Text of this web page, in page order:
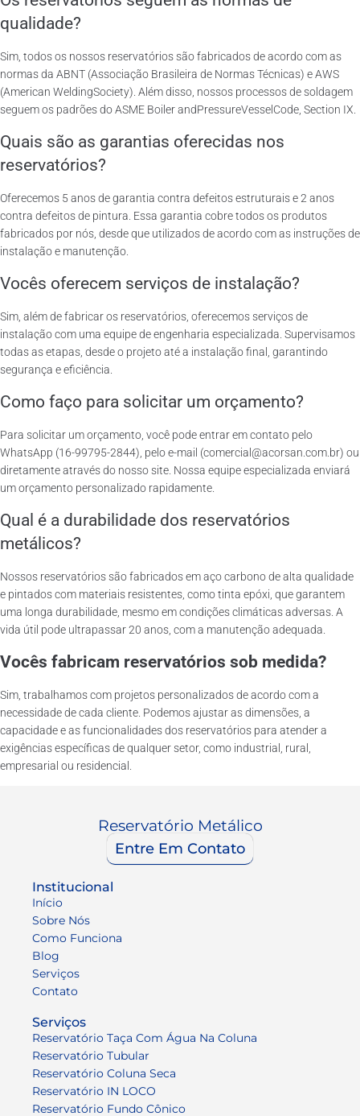
qualidade?
Sim, todos os nossos reservatórios são fabricados de acordo com as
normas da ABNT (Associação Brasileira de Normas Técnicas) e AWS
(American WeldingSociety). Além disso, nossos processos de soldagem
seguem os padrões do ASME Boiler andPressureVesselCode, Section IX.
Quais são as garantias oferecidas nos
reservatórios?
Oferecemos 5 anos de garantia contra defeitos estruturais e 2 anos
contra defeitos de pintura. Essa garantia cobre todos os produtos
fabricados por nós, desde que utilizados de acordo com as instruções de
instalação e manutenção.
Vocês oferecem serviços de instalação?
Sim, além de fabricar os reservatórios, oferecemos serviços de
instalação com uma equipe de engenharia especializada. Supervisamos
todas as etapas, desde o projeto até a instalação final, garantindo
segurança e eficiência.
Como faço para solicitar um orçamento?
Para solicitar um orçamento, você pode entrar em contato pelo
WhatsApp (16-99795-2844), pelo e-mail (comercial@acorsan.com.br) ou
diretamente através do nosso site. Nossa equipe especializada enviará
um orçamento personalizado rapidamente.
Qual é a durabilidade dos reservatórios
metálicos?
Nossos reservatórios são fabricados em aço carbono de alta qualidade
e pintados com materiais resistentes, como tinta epóxi, que garantem
uma longa durabilidade, mesmo em condições climáticas adversas. A
vida útil pode ultrapassar 20 anos, com a manutenção adequada.
Vocês fabricam reservatórios sob medida?
Sim, trabalhamos com projetos personalizados de acordo com a
necessidade de cada cliente. Podemos ajustar as dimensões, a
capacidade e as funcionalidades dos reservatórios para atender a
exigências específicas de qualquer setor, como industrial, rural,
empresarial ou residencial.
Reservatório Metálico
Entre Em Contato
Institucional
Início
Sobre Nós
Como Funciona
Blog
Serviços
Contato
Serviços
Reservatório Taça Com Água Na Coluna
Reservatório Tubular
Reservatório Coluna Seca
Reservatório IN LOCO
Reservatório Fundo Cônico